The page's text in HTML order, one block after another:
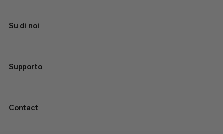
Su di noi
Supporto
Contact